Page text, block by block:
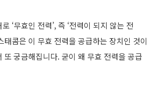
‘무효인 전력’, 즉 ‘전력이 되지 않는 전
태콤은 이 무효 전력을 공급하는 장치인 것이
또 궁금해집니다. 굳이 왜 무효 전력을 공급